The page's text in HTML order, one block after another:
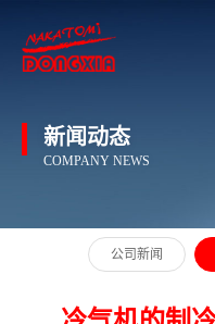
新闻动态
COMPANY NEWS
公司新闻